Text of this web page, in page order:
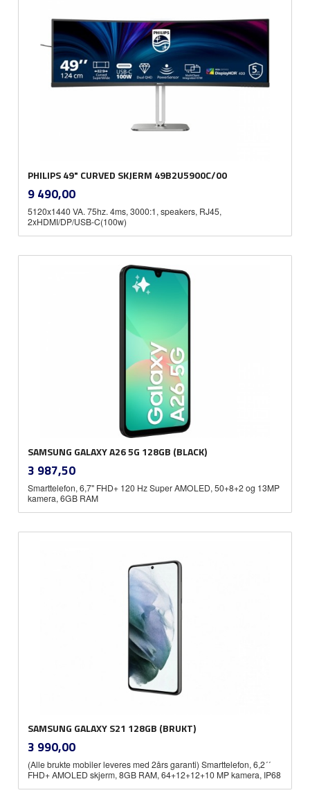
PHILIPS 49" CURVED SKJERM 49B2U5900C/00
Pris
9 490,00mva.
5120x1440 VA. 75hz. 4ms, 3000:1, speakers, RJ45,
2xHDMI/DP/USB-C(100w)
SAMSUNG GALAXY A26 5G 128GB (BLACK)
Pris
3 987,50mva.
Smarttelefon, 6,7" FHD+ 120 Hz Super AMOLED, 50+8+2 og 13MP
kamera, 6GB RAM
SAMSUNG GALAXY S21 128GB (BRUKT)
Pris
3 990,00mva.
(Alle brukte mobiler leveres med 2års garanti) Smarttelefon, 6,2´´
FHD+ AMOLED skjerm, 8GB RAM, 64+12+12+10 MP kamera, IP68